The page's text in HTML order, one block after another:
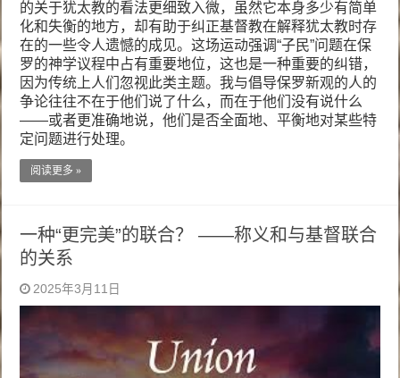
的关于犹太教的看法更细致入微，虽然它本身多少有简单
化和失衡的地方，却有助于纠正基督教在解释犹太教时存
在的一些令人遗憾的成见。这场运动强调“子民”问题在保
罗的神学议程中占有重要地位，这也是一种重要的纠错，
因为传统上人们忽视此类主题。我与倡导保罗新观的人的
争论往往不在于他们说了什么，而在于他们没有说什么
——或者更准确地说，他们是否全面地、平衡地对某些特
定问题进行处理。
阅读更多 »
一种“更完美”的联合？ ——称义和与基督联合
的关系
2025年3月11日